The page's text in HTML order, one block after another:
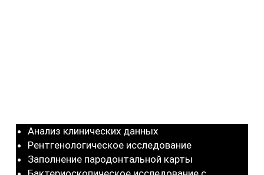
Анализ клинических данных
Рентгенологическое исследование
Заполнение пародонтальной карты